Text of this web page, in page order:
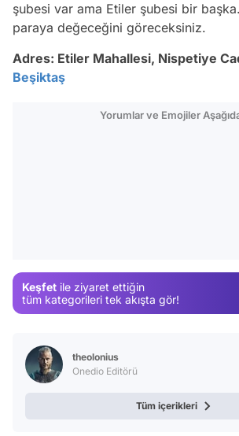
şubesi var ama Etiler şubesi bir
paraya değeceğini göreceksiniz.
Adres: Etiler Mahallesi, Nispetiye
Beşiktaş
Yorumlar ve Emojiler
Keşfet ile ziyaret ettiğin
tüm kategorileri tek akışta gör!
theolonius
Onedio Editörü
Tüm içerikleri